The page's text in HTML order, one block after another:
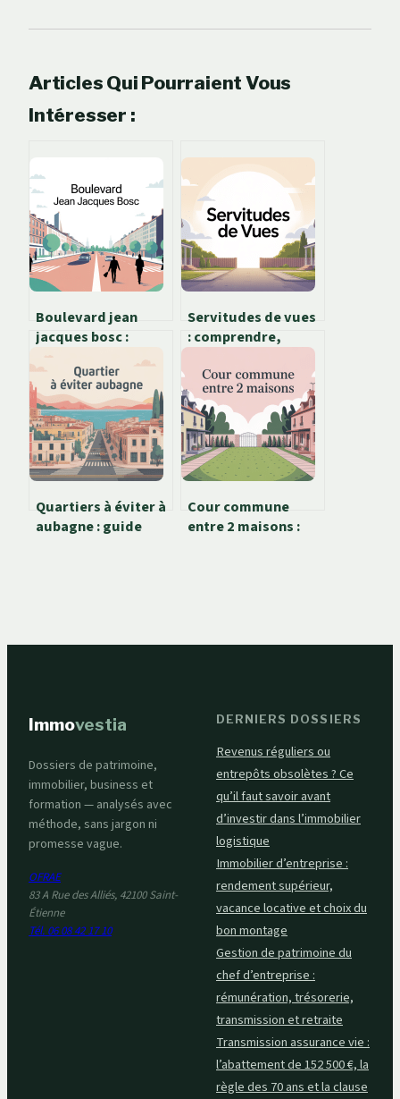
Articles Qui Pourraient Vous
Intéresser :
Boulevard jean
jacques bosc :
guide complet du
quartier, de
l’adresse et du pont
Servitudes de vues
: comprendre,
vérifier et défendre
vos droits
Quartiers à éviter à
aubagne : guide
Cour commune
entre 2 maisons :
Immovestia
Dossiers de patrimoine,
immobilier, business et
formation — analysés avec
méthode, sans jargon ni
promesse vague.
OFRAE
83 A Rue des Alliés, 42100 Saint-
Étienne
Tél. 06 08 42 17 10
DERNIERS DOSSIERS
Revenus réguliers ou
entrepôts obsolètes ? Ce
qu’il faut savoir avant
d’investir dans l’immobilier
logistique
Immobilier d’entreprise :
rendement supérieur,
vacance locative et choix du
bon montage
Gestion de patrimoine du
chef d’entreprise :
rémunération, trésorerie,
transmission et retraite
Transmission assurance vie :
l’abattement de 152 500 €, la
règle des 70 ans et la clause